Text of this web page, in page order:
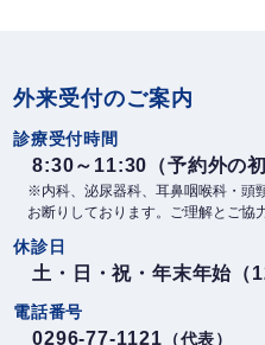
外来受付のご案内
診療受付時間
8:30～11:30（予約外の初
※内科、泌尿器科、耳鼻咽喉科・頭
お断りしております。ご理解とご協
休診日
土・日・祝・年末年始（
電話番号
0296-77-1121 （代表）